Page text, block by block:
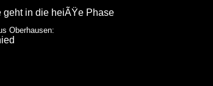
in die heiÃŸe Phase
Oberhausen: